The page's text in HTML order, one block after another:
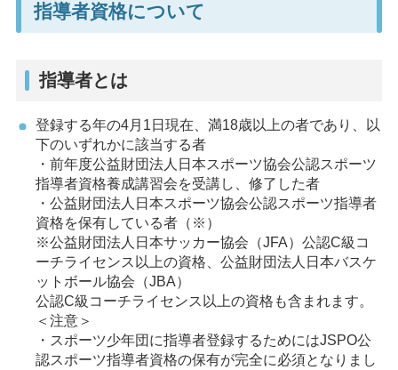
指導者資格について
指導者とは
登録する年の4月1日現在、満18歳以上の者であり、以
下のいずれかに該当する者
・前年度公益財団法人日本スポーツ協会公認スポーツ
指導者資格養成講習会を受講し、修了した者
・公益財団法人日本スポーツ協会公認スポーツ指導者
資格を保有している者（※）
※公益財団法人日本サッカー協会（JFA）公認C級コ
ーチライセンス以上の資格、公益財団法人日本バスケ
ットボール協会（JBA）
公認C級コーチライセンス以上の資格も含まれます。
＜注意＞
・スポーツ少年団に指導者登録するためにはJSPO公
認スポーツ指導者資格の保有が完全に必須となりまし